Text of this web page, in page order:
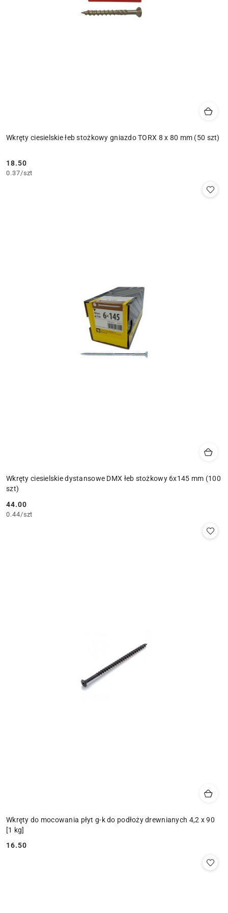
Wkręty ciesielskie łeb stożkowy gniazdo TORX 8 x 80 mm (50 szt)
Cena:
18.50
0.37/szt
Wkręty ciesielskie dystansowe DMX łeb stożkowy 6x145 mm (100
szt)
Cena:
44.00
0.44/szt
Wkręty do mocowania płyt g-k do podłoży drewnianych 4,2 x 90
[1 kg]
Cena:
16.50